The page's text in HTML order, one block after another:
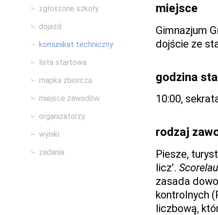
zgłoszone szkoły
dojazd
komunikat techniczny
lista startowa
mapka zbiorcza
miejsce zawodów
organizatorzy
wyniki
zadania
miejsce
Gimnazjum
dojście ze
godzina
10:00,
rodzaj
Piesze,
licz'.
zasada
kontrolnych
liczbową,